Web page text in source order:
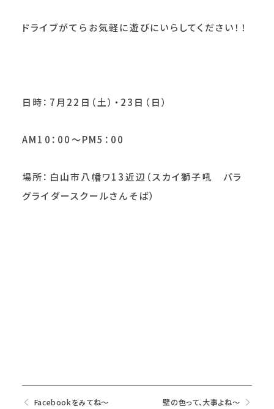
ドライブがてらお気軽に遊びにいらしてください！！
日時：7月22日（土）・23日（日）
AM10：00～PM5：00
場所：白山市八幡ワ13近辺（スカイ獅子吼 パラ
グライダースクールさんそば）
Facebookをみてね〜 壁の色って、大事よね～